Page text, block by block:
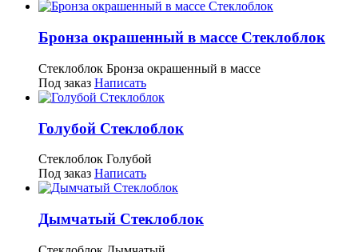
Бронза окрашенный в массе Стеклоблок
Стеклоблок Бронза окрашенный в массе
Под заказ Написать
Голубой Стеклоблок
Стеклоблок Голубой
Под заказ Написать
Дымчатый Стеклоблок